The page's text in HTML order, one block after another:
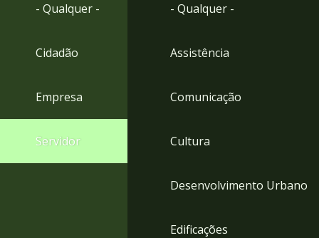
- Qualquer -
Cidadão
Empresa
Servidor
- Qualquer -
Assistência
Comunicação
Cultura
Desenvolvimento Urbano
Edificações